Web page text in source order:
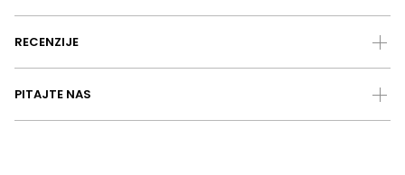
RECENZIJE
PITAJTE NAS